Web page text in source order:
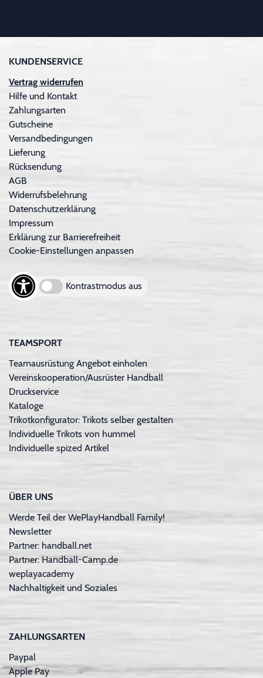
KUNDENSERVICE
Vertrag widerrufen
Hilfe und Kontakt
Zahlungsarten
Gutscheine
Versandbedingungen
Lieferung
Rücksendung
AGB
Widerrufsbelehrung
Datenschutzerklärung
Impressum
Erklärung zur Barrierefreiheit
Cookie-Einstellungen anpassen
Kontrastmodus aus
TEAMSPORT
Teamausrüstung Angebot einholen
Vereinskooperation/Ausrüster Handball
Druckservice
Kataloge
Trikotkonfigurator: Trikots selber gestalten
Individuelle Trikots von hummel
Individuelle spized Artikel
ÜBER UNS
Werde Teil der WePlayHandball Family!
Newsletter
Partner: handball.net
Partner: Handball-Camp.de
weplayacademy
Nachhaltigkeit und Soziales
ZAHLUNGSARTEN
Paypal
Apple Pay